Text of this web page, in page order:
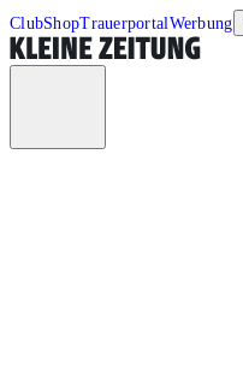
ClubShopTrauerportalWerbung